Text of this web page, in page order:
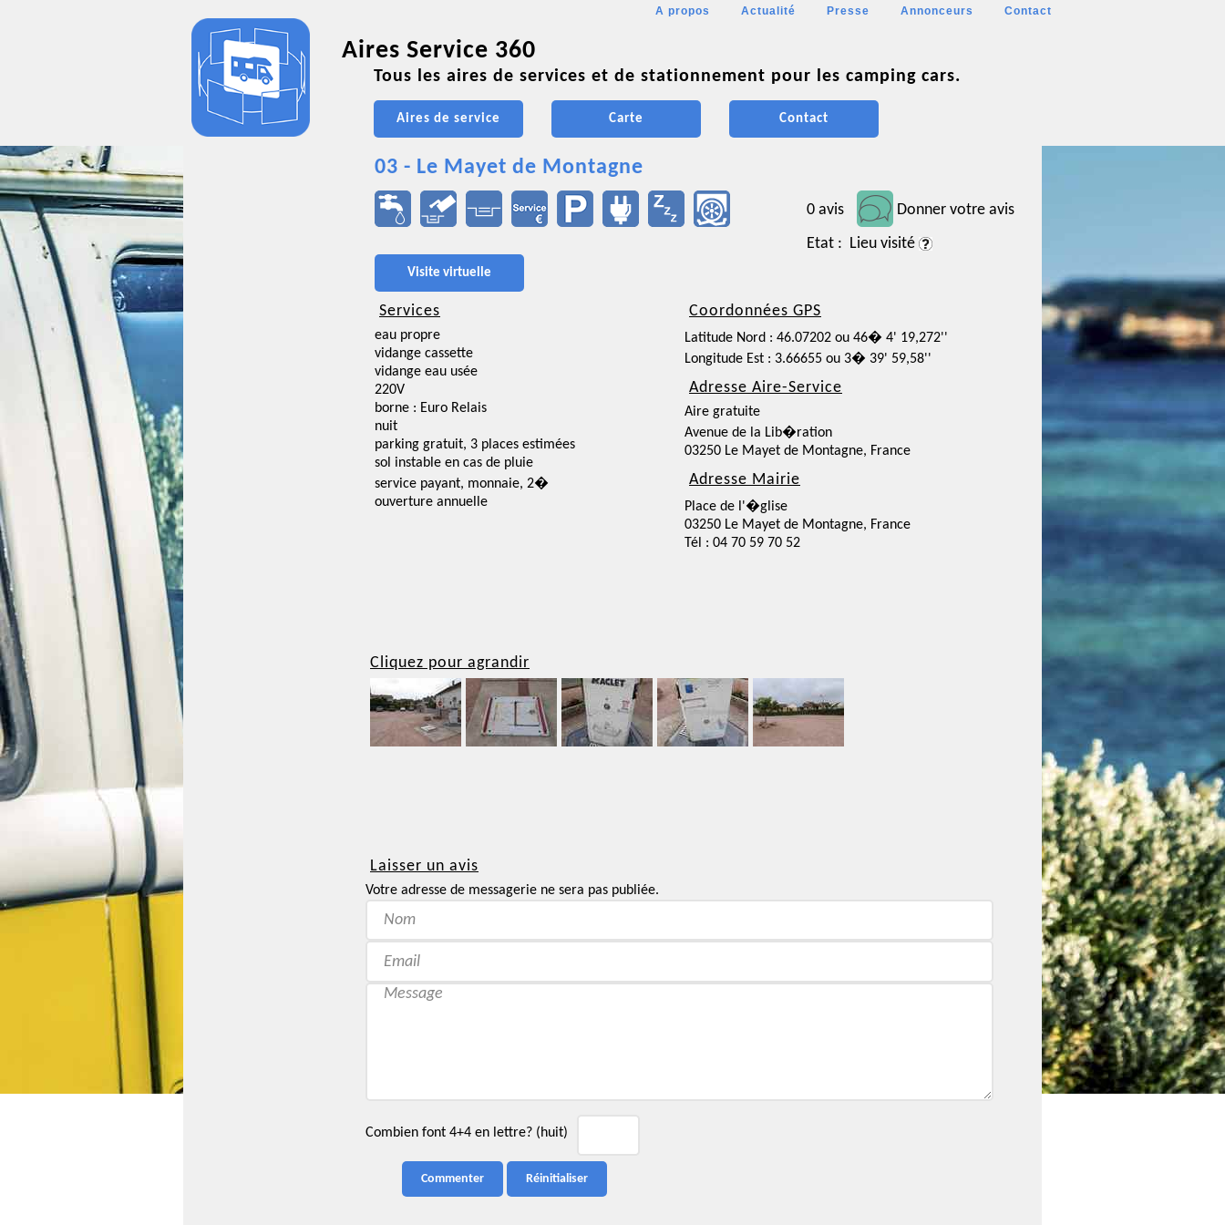
A propos Actualité Presse Annonceurs Contact
Aires Service 360
Tous les aires de services et de stationnement pour les camping cars.
Aires de service Carte Contact
03 - Le Mayet de Montagne
0 avis
Donner votre avis
Etat : Lieu visité
Visite virtuelle
Services
eau propre
vidange cassette
vidange eau usée
220V
borne : Euro Relais
nuit
parking gratuit, 3 places estimées
sol instable en cas de pluie
service payant, monnaie, 2�
ouverture annuelle
Coordonnées GPS
Latitude Nord : 46.07202 ou 46� 4' 19,272''
Longitude Est : 3.66655 ou 3� 39' 59,58''
Adresse Aire-Service
Aire gratuite
Avenue de la Lib�ration
03250 Le Mayet de Montagne, France
Adresse Mairie
Place de l'�glise
03250 Le Mayet de Montagne, France
Tél : 04 70 59 70 52
Cliquez pour agrandir
Laisser un avis
Votre adresse de messagerie ne sera pas publiée.
Combien font 4+4 en lettre? (huit)